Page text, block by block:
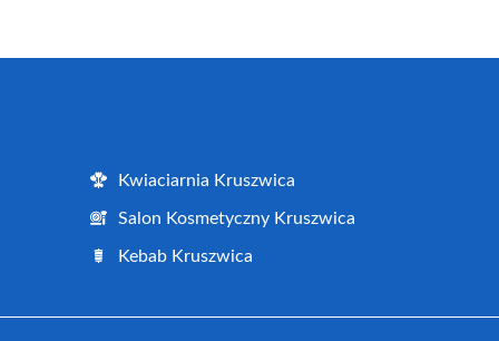
Kwiaciarnia Kruszwica
Salon Kosmetyczny Kruszwica
Kebab Kruszwica